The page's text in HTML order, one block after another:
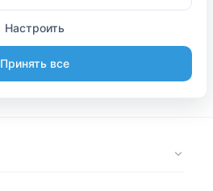
Настроить
Принять все